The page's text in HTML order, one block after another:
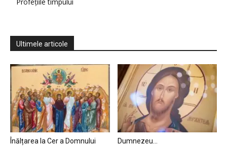
Ultimele articole
Înălțarea la Cer a Domnului
Dumnezeu…